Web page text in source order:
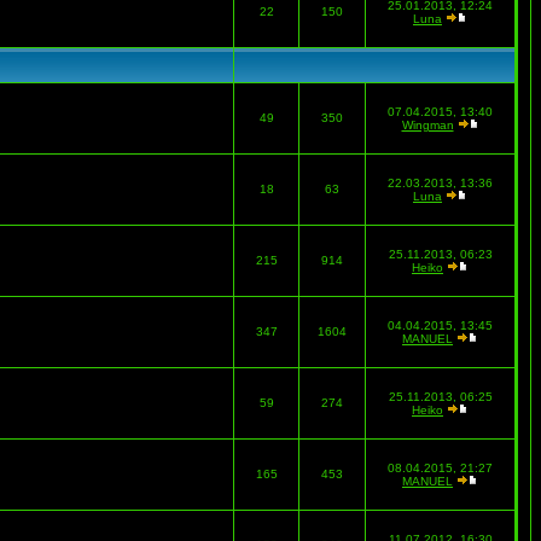
22 150
25.01.2013, 12:24
Luna
49 350
07.04.2015, 13:40
Wingman
18 63
22.03.2013, 13:36
Luna
215 914
25.11.2013, 06:23
Heiko
347 1604
04.04.2015, 13:45
MANUEL
59 274
25.11.2013, 06:25
Heiko
165 453
08.04.2015, 21:27
MANUEL